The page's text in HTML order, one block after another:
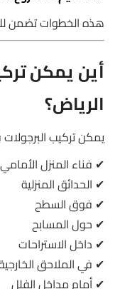
هذه الخطوات تضمن لك
أين يمكن
الرياض؟
يمكن تركيب
✔ فناء المنزل الأمامي
✔ الحدائق المنزلية
✔ فوق السطح
✔ حول المسابح
✔ داخل الاستراحات
✔ في الملاحق
✔ أمام مداخل الفلل